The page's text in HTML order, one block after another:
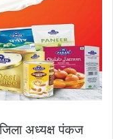
अध्यक्ष पंकज